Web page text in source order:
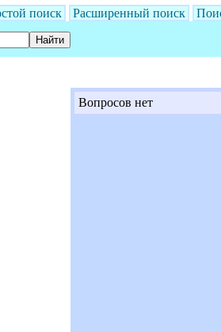
поиск Расширенный поиск
Вопросов нет